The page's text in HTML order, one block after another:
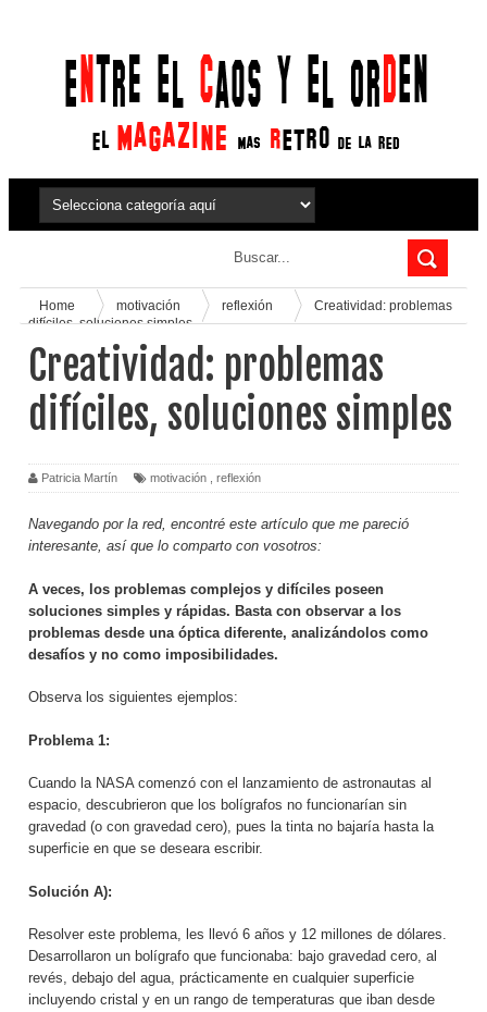
Home motivación reflexión
Creatividad: problemas
difíciles, soluciones simples
Creatividad: problemas
difíciles, soluciones simples
Patricia Martín motivación reflexión
Navegando por la red, encontré este artículo que me pareció
interesante, así que lo comparto con vosotros:
A veces, los problemas complejos y difíciles poseen
soluciones simples y rápidas. Basta con observar a los
problemas desde una óptica diferente, analizándolos como
desafíos y no como imposibilidades.
Observa los siguientes ejemplos:
Problema 1:
Cuando la NASA comenzó con el lanzamiento de astronautas al
espacio, descubrieron que los bolígrafos no funcionarían sin
gravedad (o con gravedad cero), pues la tinta no bajaría hasta la
superficie en que se deseara escribir.
Solución A):
Resolver este problema, les llevó 6 años y 12 millones de dólares.
Desarrollaron un bolígrafo que funcionaba: bajo gravedad cero, al
revés, debajo del agua, prácticamente en cualquier superficie
incluyendo cristal y en un rango de temperaturas que iban desde